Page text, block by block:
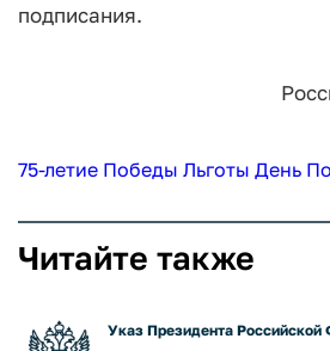
подписания.
75-летие Победы Льготы День
Читайте также
Указ Президента Российской